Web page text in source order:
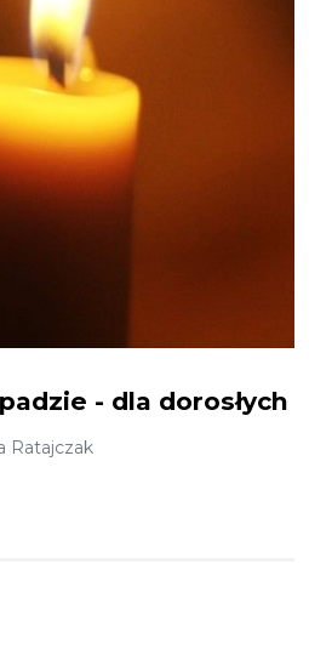
- dla dorosłych
Ratajczak